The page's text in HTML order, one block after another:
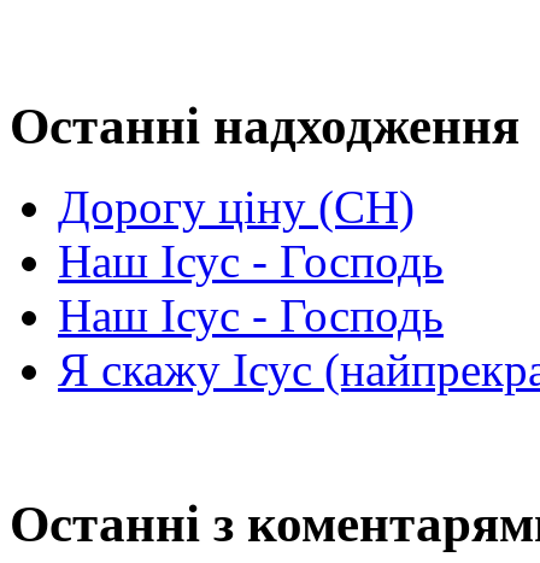
Останні надходження
Дорогу ціну (СН)
Наш Ісус - Господь
Наш Ісус - Господь
Я скажу Ісус
Останні з